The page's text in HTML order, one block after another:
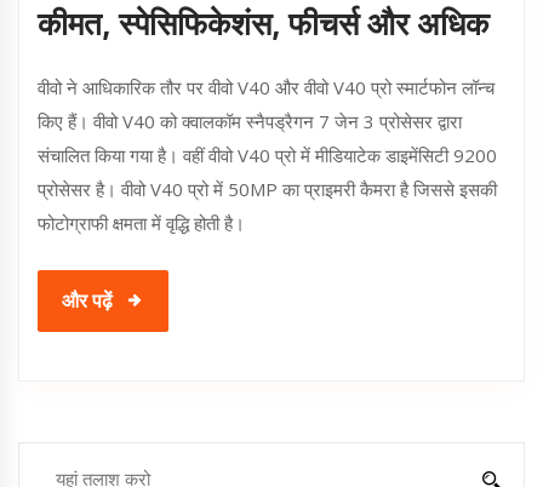
कीमत, स्पेसिफिकेशंस, फीचर्स और अधिक
वीवो ने आधिकारिक तौर पर वीवो V40 और वीवो V40 प्रो स्मार्टफोन लॉन्च
किए हैं। वीवो V40 को क्वालकॉम स्नैपड्रैगन 7 जेन 3 प्रोसेसर द्वारा
संचालित किया गया है। वहीं वीवो V40 प्रो में मीडियाटेक डाइमेंसिटी 9200
प्रोसेसर है। वीवो V40 प्रो में 50MP का प्राइमरी कैमरा है जिससे इसकी
फोटोग्राफी क्षमता में वृद्धि होती है।
और पढ़ें